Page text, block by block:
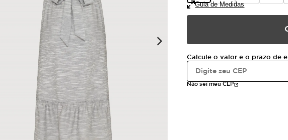
Guia de Medidas
Calcule o valor e o prazo de
Não sei meu CEP